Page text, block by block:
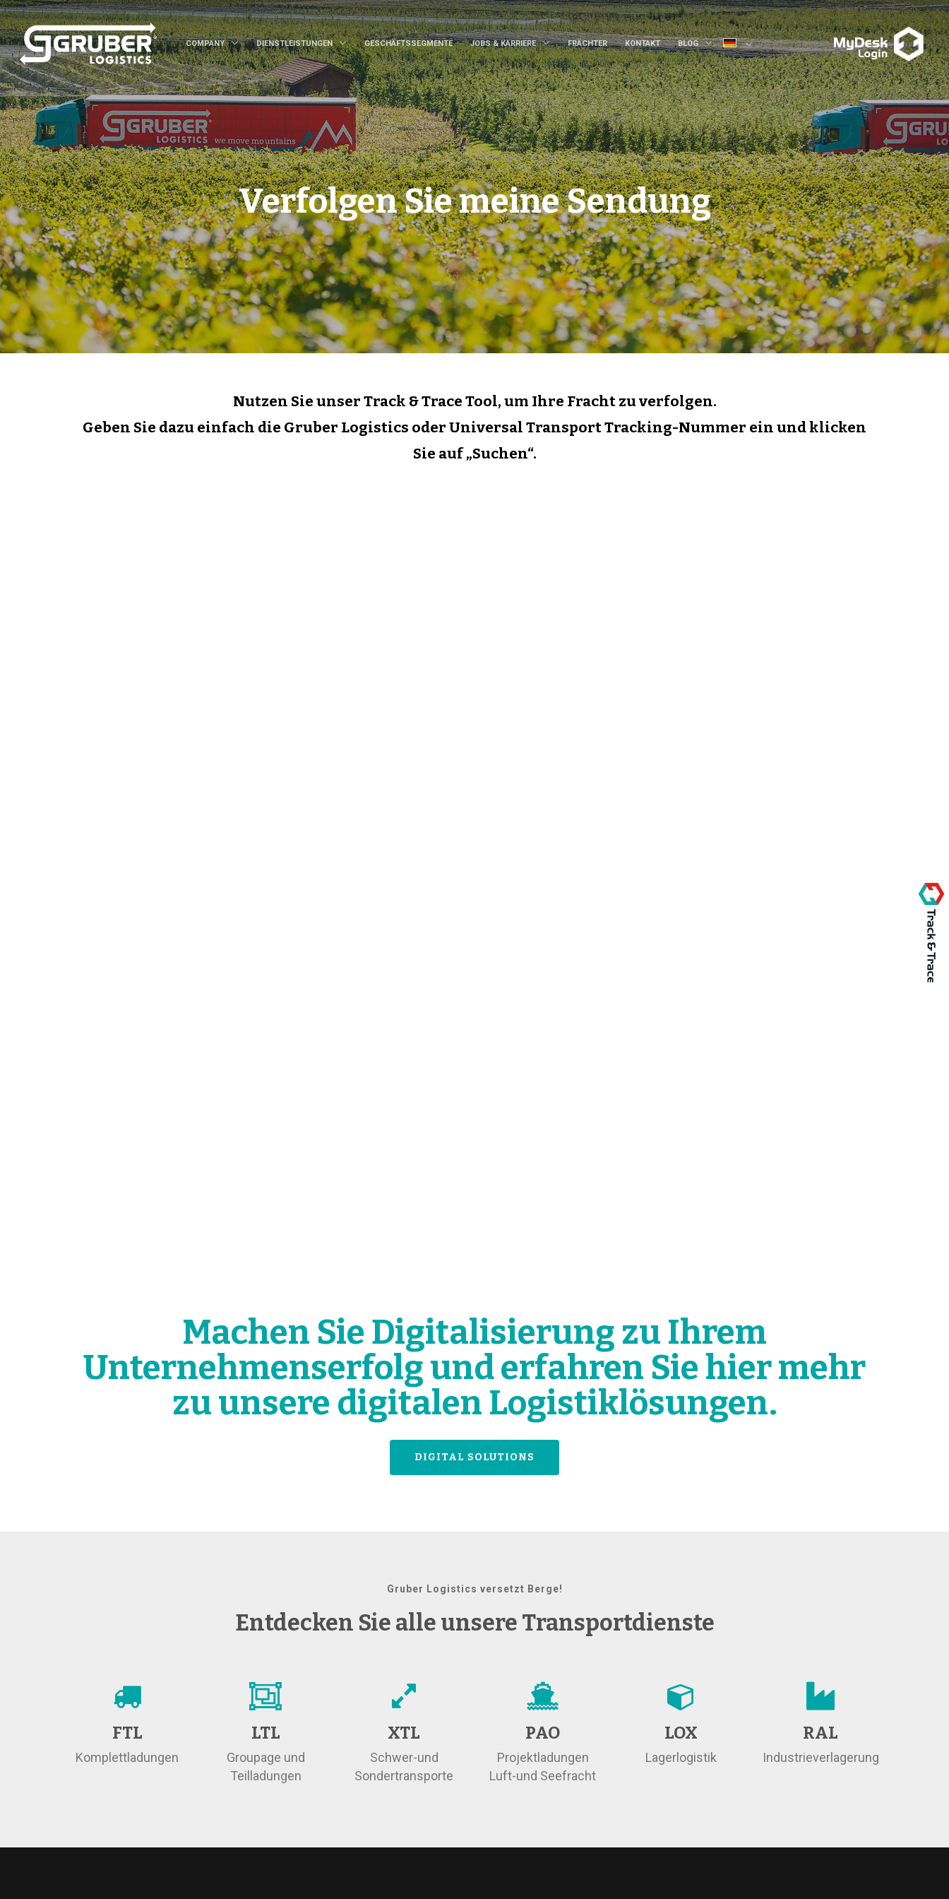
Hit enter to search or ESC to close
COMPANY DIENSTLEISTUNGEN GESCHÄFTSSEGMENTE JOBS & KARRIERE FRÄCHTER KONTAKT BLOG
Verfolgen Sie meine Sendung
Nutzen Sie unser Track & Trace Tool, um Ihre Fracht zu verfolgen.
Geben Sie dazu einfach die Gruber Logistics oder Universal Transport Tracking-Nummer ein und klicken
Sie auf „Suchen“.
Machen Sie Digitalisierung zu Ihrem
Unternehmenserfolg und erfahren Sie hier mehr
zu unsere digitalen Logistiklösungen.
DIGITAL SOLUTIONS
Gruber Logistics versetzt Berge!
Entdecken Sie alle unsere Transportdienste
FTL
Komplettladungen
LTL
Groupage und
Teilladungen
XTL
Schwer-und
Sondertransporte
PAO
Projektladungen
Luft-und Seefracht
LOX
Lagerlogistik
RAL
Industrieverlagerung